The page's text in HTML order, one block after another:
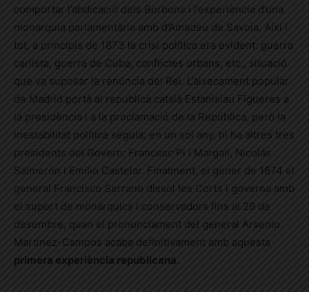
comportar l’abdicació dels Borbons i l’experiència d’una
monarquia parlamentària amb d’Amadeu de Savoia. Així i
tot, a principis de 1873 la crisi política era evident: guerra
carlista, guerra de Cuba, conflictes urbans, etc., situació
que va suposar la renúncia del Rei. L’aixecament popular
de Madrid portà al republicà català Estanislau Figueres a
la presidència i a la proclamació de la República, però la
inestabilitat política seguia: en un sol any, hi ha altres tres
presidents del Govern: Francesc Pi i Margall, Nicolás
Salmerón i Emilio Castelar. Finalment, el gener de 1874 el
general Francisco Serrano dissol les Corts i governa amb
el suport de monàrquics i conservadors fins al 29 de
desembre, quan el pronunciament del general Arsenio
Martínez-Campos acaba definitivament amb aquesta
primera experiència republicana.